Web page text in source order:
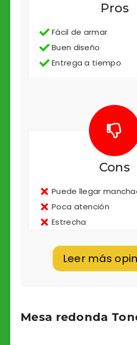
Pros
Fácil de armar
Buen diseño
Entrega a tiempo
Cons
Puede llegar
Poca atención
Estrecha
Leer más
Mesa redonda